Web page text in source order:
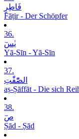
فَاطِرٍ
Fāṭir - Der Schöpfer
36.
یٰسٓ
Yā-Sīn - Yā-Sīn
37.
الصّٰٓفّٰتِ
aṣ-Ṣāffāt - Die sich
38.
صٓ
Ṣād - Ṣād